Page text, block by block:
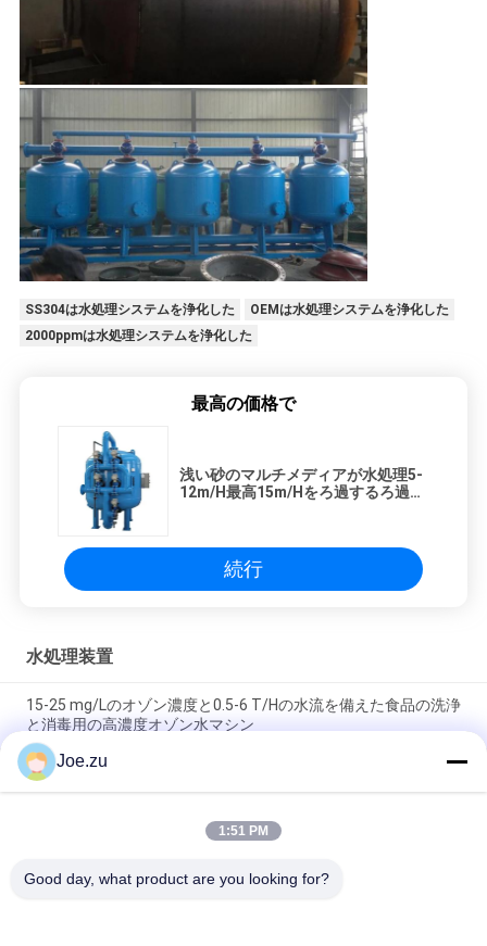
SS304は水処理システムを浄化した
OEMは水処理システムを浄化した
2000ppmは水処理システムを浄化した
最高の価格で
浅い砂のマルチメディアが水処理5-
12m/H最高15m/Hをろ過するろ過を
続行
水処理装置
15-25 mg/Lのオゾン濃度と0.5-6 T/Hの水流を備えた食品の洗浄
と消毒用の高濃度オゾン水マシン
コロナ放電技術とステンレス鋼構造を使用した、毎時2gから
200gのオゾン生成が可能な空気源オゾン発生器
3g/hと5g/hの移動式床立オゾン滅菌器 空気浄化のためのオゾン
Joe.zu
1:51 PM
Good day, what product are you looking for?